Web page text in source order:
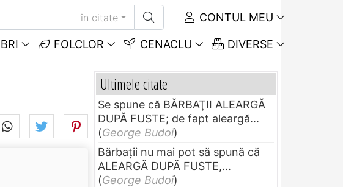
în citate CONTUL MEU
FOLCLOR CENACLU DIVERSE
Ultimele citate
Se spune că BĂRBAŢII ALEARGĂ
DUPĂ FUSTE; de fapt aleargă...
(George Budoi)
Bărbaţii nu mai pot să spună că
ALEARGĂ DUPĂ FUSTE,...
(George Budoi)